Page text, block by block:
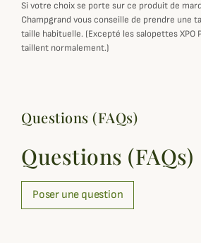
Si votre choix se porte sur ce produit de
Champgrand vous conseille de prendre une
taille habituelle. (Excepté les salopettes XPO
taillent normalement.)
Questions (FAQs)
Questions (FAQs)
Poser une question